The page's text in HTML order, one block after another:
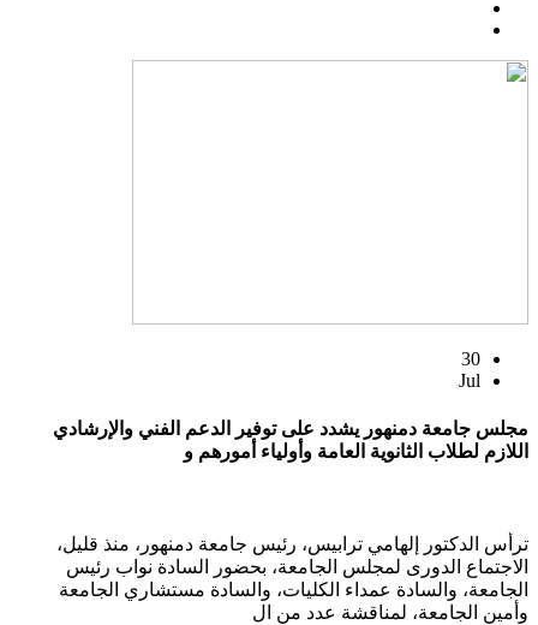
30
Jul
مجلس جامعة دمنهور يشدد على توفير الدعم الفني والإرشادي
اللازم لطلاب الثانوية العامة وأولياء أمورهم و
ترأس الدكتور إلهامي ترابيس، رئيس جامعة دمنهور، منذ قليل،
الاجتماع الدورى لمجلس الجامعة، بحضور السادة نواب رئيس
الجامعة، والسادة عمداء الكليات، والسادة مستشاري الجامعة
وأمين الجامعة، لمناقشة عدد من ال